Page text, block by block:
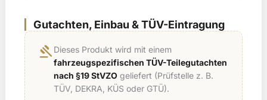
Gutachten, Einbau & TÜV-Eintragung
gavel Dieses Produkt wird mit einem
fahrzeugspezifischen TÜV-Teilegutachten
nach §19 StVZO geliefert (Prüfstelle z. B.
TÜV, DEKRA, KÜS oder GTÜ).